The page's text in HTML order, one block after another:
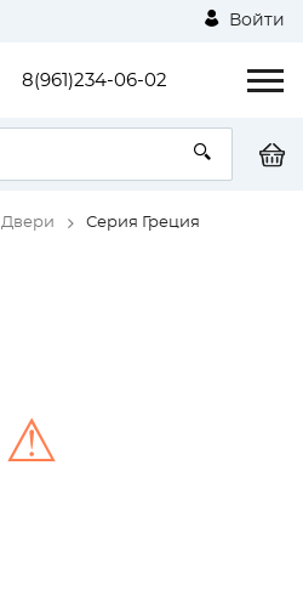
Войти
8(961)234-06-02
Двери Серия Греция
⚠